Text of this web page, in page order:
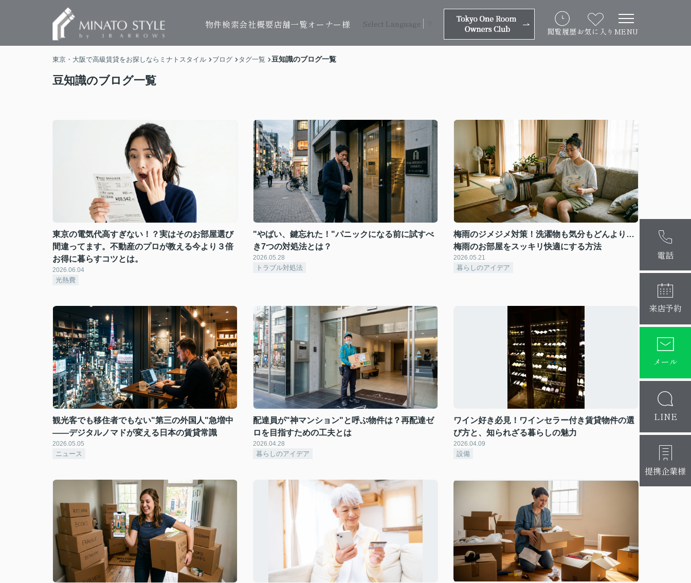
物件検索会社概要店舗一覧オーナー様 Select Language
閲覧履歴お気に入り MENU
電話
麻布十番本
大阪梅田店
来店予約
メール
LINE
提携企業様
東京・大阪で高級賃貸をお探しならミナトスタイル ブログ タグ一覧 豆知識のブログ一覧
豆知識のブログ一覧
東京の電気代高すぎない！？実はそのお部屋選び
間違ってます。不動産のプロが教える今より３倍
お得に暮らすコツとは。
2026.06.04
光熱費
"やばい、鍵忘れた！"パニックになる前に試すべ
き7つの対処法とは？
2026.05.28
トラブル対処法
梅雨のジメジメ対策！洗濯物も気分もどんより…
梅雨のお部屋をスッキリ快適にする方法
2026.05.21
暮らしのアイデア
観光客でも移住者でもない"第三の外国人"急増中
——デジタルノマドが変える日本の賃貸常識
2026.05.05
ニュース
配達員が"神マンション"と呼ぶ物件は？再配達ゼ
ロを目指すための工夫とは
2026.04.28
暮らしのアイデア
ワイン好き必見！ワインセラー付き賃貸物件の選
び方と、知られざる暮らしの魅力
2026.04.09
設備